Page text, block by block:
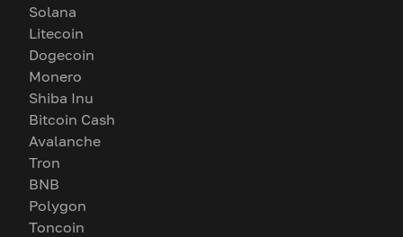
Solana
Litecoin
Dogecoin
Monero
Shiba Inu
Bitcoin Cash
Avalanche
Tron
BNB
Polygon
Toncoin